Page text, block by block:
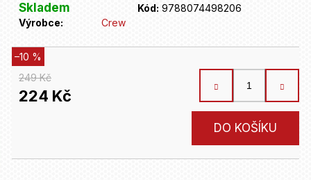
Skladem Kód: 9788074498206
Výrobce:
Crew
249 Kč
–10 %
224 Kč
DO KOŠÍKU
?
D
r